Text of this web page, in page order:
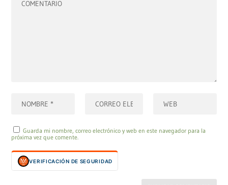
Guarda mi nombre, correo electrónico y web en este navegador para la
próxima vez que comente.
VERIFICACIÓN DE SEGURIDAD